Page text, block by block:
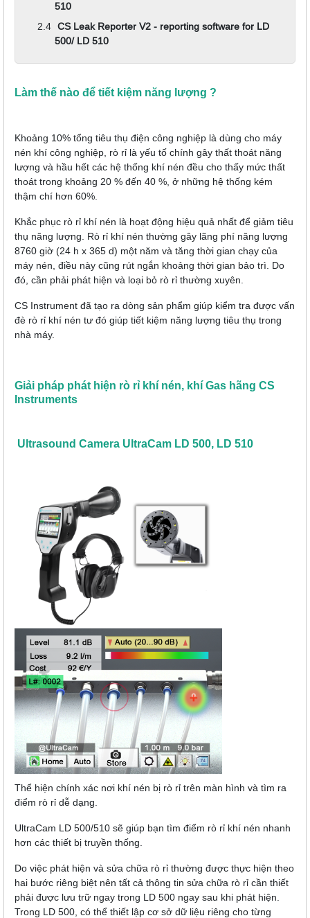
510
CS Leak Reporter V2 - reporting software for LD
500/ LD 510
Làm thế nào để tiết kiệm năng lượng ?
Khoảng 10% tổng tiêu thụ điện công nghiệp là dùng cho máy
nén khí công nghiệp, rò rỉ là yếu tố chính gây thất thoát năng
lượng và hầu hết các hệ thống khí nén đều cho thấy mức thất
thoát trong khoảng 20 % đến 40 %, ở những hệ thống kém
thậm chí hơn 60%.
Khắc phục rò rỉ khí nén là hoạt động hiệu quả nhất để giảm tiêu
thụ năng lượng. Rò rỉ khí nén thường gây lãng phí năng lượng
8760 giờ (24 h x 365 d) một năm và tăng thời gian chạy của
máy nén, điều này cũng rút ngắn khoảng thời gian bảo trì. Do
đó, cần phải phát hiện và loại bỏ rò rỉ thường xuyên.
CS Instrument đã tạo ra dòng sản phẩm giúp kiểm tra được vấn
đè rò rỉ khí nén tư đó giúp tiết kiệm năng lượng tiêu thụ trong
nhà máy.
Giải pháp phát hiện rò rỉ khí nén, khí Gas hãng CS
Instruments
Ultrasound Camera UltraCam LD 500, LD 510
Thể hiện chính xác nơi khí nén bị rò rỉ trên màn hình và tìm ra
điểm rò rỉ dễ dạng.
UltraCam LD 500/510 sẽ giúp bạn tìm điểm rò rỉ khí nén nhanh
hơn các thiết bị truyền thống.
Do việc phát hiện và sửa chữa rò rỉ thường được thực hiện theo
hai bước riêng biệt nên tất cả thông tin sửa chữa rò rỉ cần thiết
phải được lưu trữ ngay trong LD 500 ngay sau khi phát hiện.
Trong LD 500, có thể thiết lập cơ sở dữ liệu riêng cho từng